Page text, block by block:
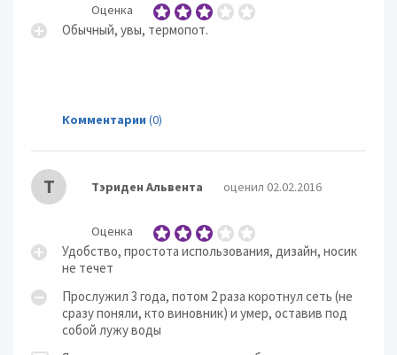
Оценка
Обычный, увы, термопот.
Комментарии (0)
Т Тэриден Альвента оценил 02.02.2016
Оценка
Удобство, простота использования, дизайн, носик
не течет
Прослужил 3 года, потом 2 раза коротнул сеть (не
сразу поняли, кто виновник) и умер, оставив под
собой лужу воды